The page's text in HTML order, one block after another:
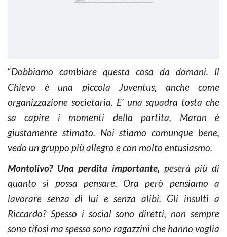
“Dobbiamo cambiare questa cosa da domani. Il
Chievo è una piccola Juventus, anche come
organizzazione societaria. E’ una squadra tosta che
sa capire i momenti della partita, Maran è
giustamente stimato. Noi stiamo comunque bene,
vedo un gruppo più allegro e con molto entusiasmo.
Montolivo? Una perdita importante, peserà più di
quanto si possa pensare. Ora però pensiamo a
lavorare senza di lui e senza alibi. Gli insulti a
Riccardo? Spesso i social sono diretti, non sempre
sono tifosi ma spesso sono ragazzini che hanno voglia